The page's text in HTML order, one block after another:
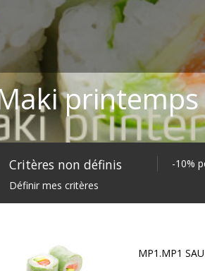
printemps
Critères non définis
Définir mes critères
-10%
MP1.MP1